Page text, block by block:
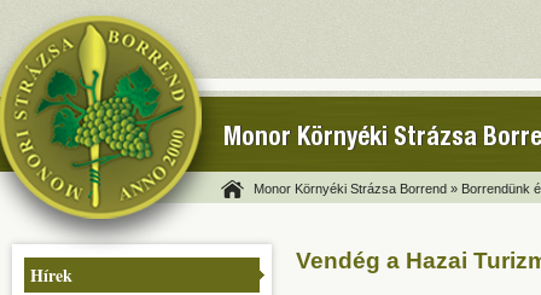
Monor Környéki Strázsa
Monor Környéki Strázsa Borrend » Borrendünk
Hírek
Vendég a Hazai